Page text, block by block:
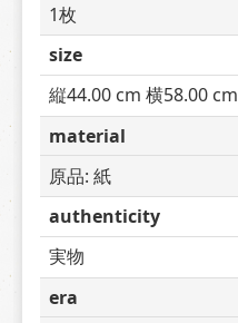
1枚
size
縦44.00 cm 横58.00 cm
material
原品: 紙
authenticity
実物
era